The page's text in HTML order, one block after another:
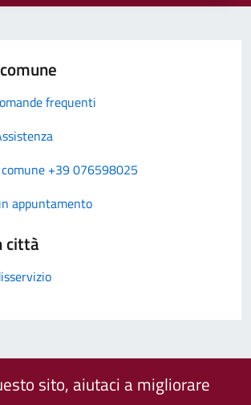
frequenti
+39 076598025
appuntamento
città
sito, aiutaci a migliorare